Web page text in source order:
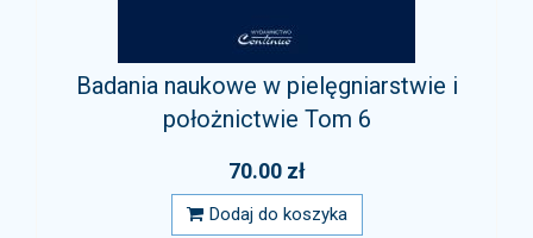
Badania naukowe w pielęgniarstwie i
położnictwie Tom 6
70.00 zł
Dodaj do koszyka